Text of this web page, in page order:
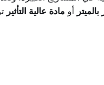
أو مادة عالية التأثير